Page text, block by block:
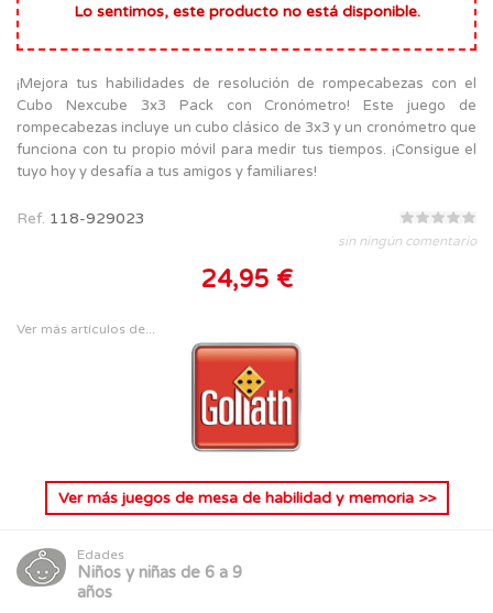
Lo sentimos, este producto no está disponible.
¡Mejora tus habilidades de resolución de rompecabezas con el
Cubo Nexcube 3x3 Pack con Cronómetro! Este juego de
rompecabezas incluye un cubo clásico de 3x3 y un cronómetro que
funciona con tu propio móvil para medir tus tiempos. ¡Consigue el
tuyo hoy y desafía a tus amigos y familiares!
Ref. 118-929023
sin ningún comentario
24,95 €
Ver más artículos de...
Ver más juegos de mesa de habilidad y memoria>>
Edades
Niños y niñas de 6 a 9
años